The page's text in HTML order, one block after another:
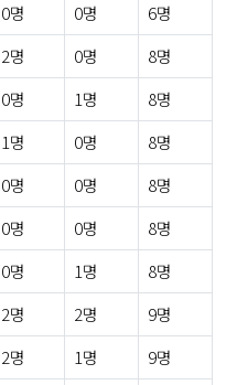
0명 0명
6명
2명 0명
8명
0명 1명
8명
1명 0명
8명
0명 0명
8명
0명 0명
8명
0명 1명
8명
2명 2명
9명
2명 1명
9명